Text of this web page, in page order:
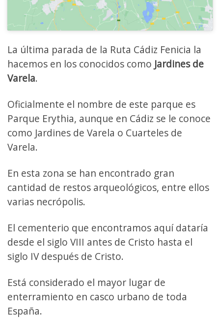
La última parada de la Ruta Cádiz Fenicia la
hacemos en los conocidos como Jardines de
Varela.
Oficialmente el nombre de este parque es
Parque Erythia, aunque en Cádiz se le conoce
como Jardines de Varela o Cuarteles de
Varela.
En esta zona se han encontrado gran
cantidad de restos arqueológicos, entre ellos
varias necrópolis.
El cementerio que encontramos aquí dataría
desde el siglo VIII antes de Cristo hasta el
siglo IV después de Cristo.
Está considerado el mayor lugar de
enterramiento en casco urbano de toda
España.